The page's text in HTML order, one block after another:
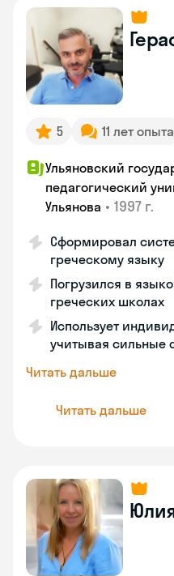
5 11 лет опыта
Ульяновский
педагогический
Ульянова • 1997 г.
Сформировал
греческому языку
Погрузился в
греческих школах
Использует
учитывая сильные
Читать дальше
Читать дальше